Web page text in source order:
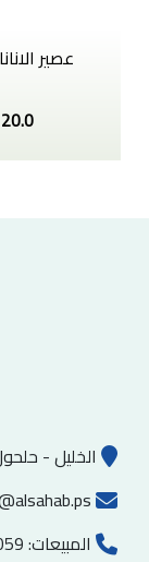
عصير
20.0
الخليل -
المبيعات: